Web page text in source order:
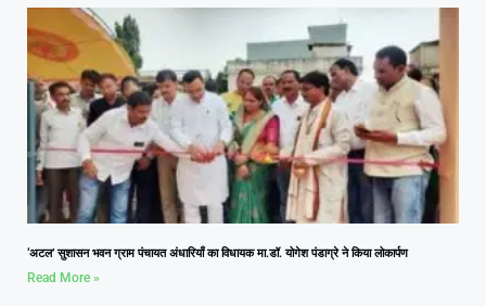
‘अटल’ सुशासन भवन ग्राम पंचायत अंधारियाँ का विधायक मा.डॉ. योगेश पंडाग्रे ने किया लोकार्पण
Read More »